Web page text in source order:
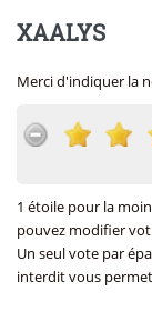
XAALYS
Merci d'indiquer la
1 étoile pour la
pouvez modifier
Un seul vote par
interdit vous